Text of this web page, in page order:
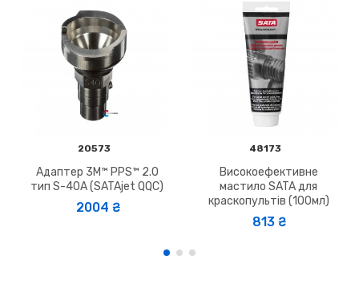
20573
Адаптер 3M™ PPS™ 2.0
тип S-40A (SATAjet QQC)
2004 ₴
48173
Високоефективне
мастило SATA для
краскопультів (100мл)
813 ₴